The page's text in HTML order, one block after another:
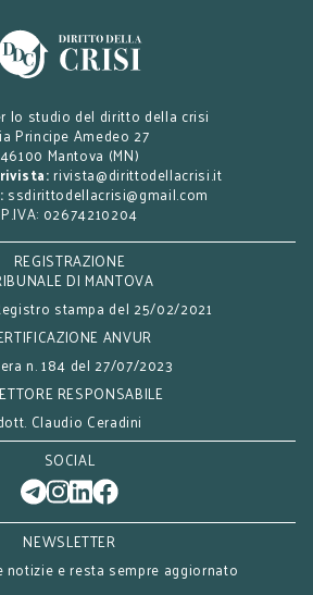
lo studio del diritto della crisi
Principe Amedeo 27
46100 Mantova (MN)
rivista@dirittodellacrisi.it
ssdirittodellacrisi@gmail.com
P.IVA: 02674210204
REGISTRAZIONE
DI MANTOVA
stampa del 25/02/2021
ANVUR
n. 184 del 27/07/2023
RESPONSABILE
Claudio Ceradini
SOCIAL
NEWSLETTER
notizie e resta sempre aggiornato